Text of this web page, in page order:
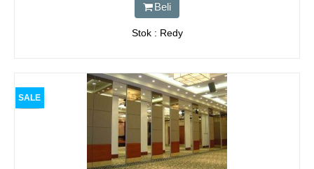
Beli
Stok : Redy
SALE